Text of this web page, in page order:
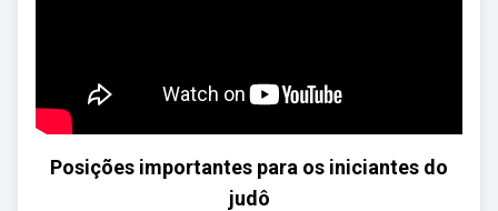
Posições importantes para os iniciantes do
judô